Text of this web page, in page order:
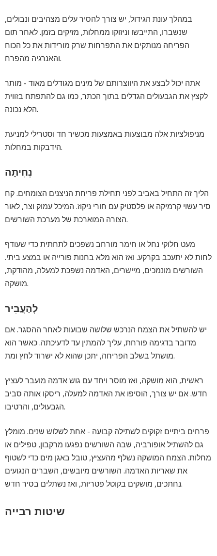
במהלך עונת הגידול, יש צורך להסיר עלים מצהיבים ונבולים,
שנשברו, התייבשו וניזוקו ממחלות, מזיקים בזמן. לאחר תום
הפריחה מנותקים את התפרחות שרק מורידות את כל הכוח
והאנרגיה מהפרח.
אתה יכול לבצע את היווצרותם של מינים מגודלים מאוד - מותר
לקצץ את הגבעולים הגדלים בתוך הכתר, כמו גם להתפתח בזווית
הלא נכונה.
מניפולציות אלה מבוצעות באמצעות מכשיר חד וסטרילי למניעת
הידבקות במחלות.
נְחִיתָה
הליך זה התחיל באביב לפני תחילת פריחת הניצנים הצומחים. קח
סיר עשוי קרמיקה או פלסטיק עם חורי ניקוז. המיכל עמוק וצר, לאור
הצורה המוארכת של מערכת השורשים.
מעט חלוקי נחל או חימר מורחב נשפכים לתחתית כדי שעודף
לחות לא יתעכב בקרקע. ואז הוא מלא בחנות פורייה או במצע ביתי.
השורשים מונמכים, מיישרים, האדמה נשפכת למעלה, מהודקת,
מושקה.
לְהַעֲבִיר
יש להשתיל את הצמח הנרכש שלושה שבועות לאחר ההסגר. אם
מדובר בדגימה פורחת, עליך להמתין עד לדעיכתה. כאשר הוא
מושתל בשלב הפריחה, יתכן שהוא לא ישרוד לחץ ומת.
ראשית, הוא מושקה, ואז מוסר ויחד עם גוש אדמה מועבר לעציץ
חדש. אם יש צורך, הוסיפו את האדמה למעלה, ריסקו אותה סביב
הגבעולים, והרטיבו.
פרחים ביתיים זקוקים לשתילה קבועה - אחת לשלוש שנים. מומלץ
גם להשתיל אופורביה, שבה השורשים נפגעו מרקבון, טפילים או
מחלות. הצמח המושקה נשלף מהעציץ, טובל באגן מים כדי לשטוף
את שאריות האדמה. השורשים מיובשים, השברים הנגועים
נחתכים, מושקים בקוטל פטריות, ואז נשתלים בסיר חדש.
שיטות רבייה